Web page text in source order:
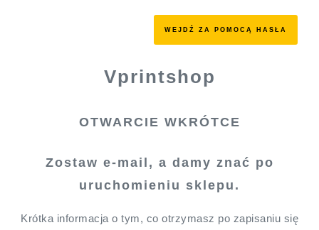
WEJDŹ ZA POMOCĄ HASŁA
Vprintshop
OTWARCIE WKRÓTCE
Zostaw e-mail, a damy znać po
uruchomieniu sklepu.
Krótka informacja o tym, co otrzymasz po zapisaniu się